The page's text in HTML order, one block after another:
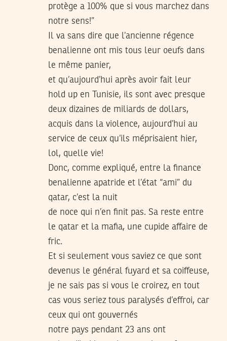
protège a 100% que si vous marchez dans
notre sens!”
Il va sans dire que l’ancienne régence
benalienne ont mis tous leur oeufs dans
le même panier,
et qu’aujourd’hui après avoir fait leur
hold up en Tunisie, ils sont avec presque
deux dizaines de miliards de dollars,
acquis dans la violence, aujourd’hui au
service de ceux qu’ils méprisaient hier,
lol, quelle vie!
Donc, comme expliqué, entre la finance
benalienne apatride et l’état “ami” du
qatar, c’est la nuit
de noce qui n’en finit pas. Sa reste entre
le qatar et la mafia, une cupide affaire de
fric.
Et si seulement vous saviez ce que sont
devenus le général fuyard et sa coiffeuse,
je ne sais pas si vous le croirez, en tout
cas vous seriez tous paralysés d’effroi, car
ceux qui ont gouvernés
notre pays pendant 23 ans ont